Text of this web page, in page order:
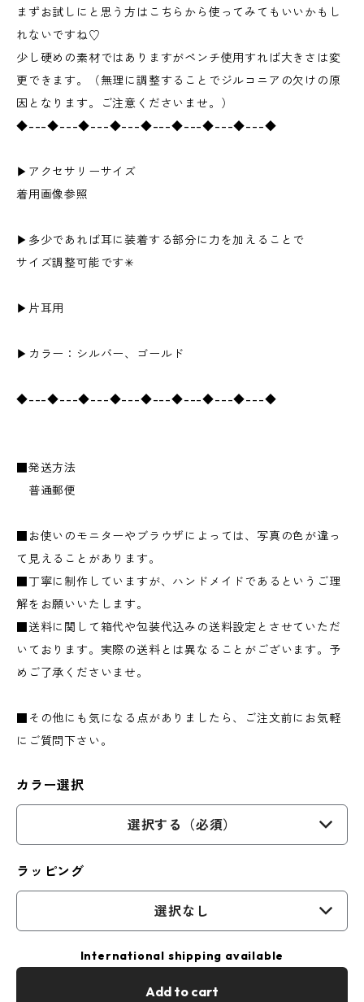
まずお試しにと思う方はこちらから使ってみてもいいかもし
れないですね♡
少し硬めの素材ではありますがペンチ使用すれば大きさは変
更できます。（無理に調整することでジルコニアの欠けの原
因となります。ご注意くださいませ。）
◆---◆---◆---◆---◆---◆---◆---◆---◆
▶︎アクセサリーサイズ
着用画像参照
▶︎多少であれば耳に装着する部分に力を加えることで
サイズ調整可能です✳︎
▶︎片耳用
▶︎カラー：シルバー、ゴールド
◆---◆---◆---◆---◆---◆---◆---◆---◆
■発送方法
普通郵便
■お使いのモニターやブラウザによっては、写真の色が違っ
て見えることがあります。
■丁寧に制作していますが、ハンドメイドであるというご理
解をお願いいたします。
■送料に関して箱代や包装代込みの送料設定とさせていただ
いております。実際の送料とは異なることがございます。予
めご了承くださいませ。
■その他にも気になる点がありましたら、ご注文前にお気軽
にご質問下さい。
カラー選択
選択する（必須）
ラッピング
選択なし
International shipping available
Add to cart